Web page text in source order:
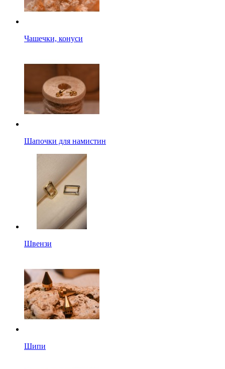
Чашечки, конуси
Шапочки для намистин
Швензи
Шипи